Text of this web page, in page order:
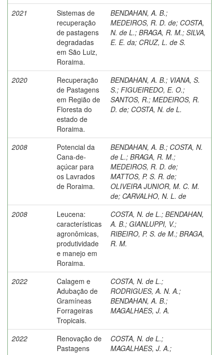
2021
Sistemas de
recuperação
de pastagens
degradadas
em São Luiz,
Roraima.
BENDAHAN, A. B.;
MEDEIROS, R. D. de; COSTA,
N. de L.; BRAGA, R. M.; SILVA,
E. E. da; CRUZ, L. de S.
2020
Recuperação
de Pastagens
em Região de
Floresta do
estado de
Roraima.
BENDAHAN, A. B.; VIANA, S.
S.; FIGUEIREDO, E. O.;
SANTOS, R.; MEDEIROS, R.
D. de; COSTA, N. de L.
2008
Potencial da
Cana-de-
açúcar para
os Lavrados
de Roraima.
BENDAHAN, A. B.; COSTA, N.
de L.; BRAGA, R. M.;
MEDEIROS, R. D. de;
MATTOS, P. S. R. de;
OLIVEIRA JUNIOR, M. C. M.
de; CARVALHO, N. L. de
2008
Leucena:
características
agronômicas,
produtividade
e manejo em
Roraima.
COSTA, N. de L.; BENDAHAN,
A. B.; GIANLUPPI, V.;
RIBEIRO, P. S. de M.; BRAGA,
R. M.
2022
Calagem e
Adubação de
Gramíneas
Forrageiras
Tropicais.
COSTA, N. de L.;
RODRIGUES, A. N. A.;
BENDAHAN, A. B.;
MAGALHAES, J. A.
2022
Renovação de
Pastagens
COSTA, N. de L.;
MAGALHAES, J. A.;